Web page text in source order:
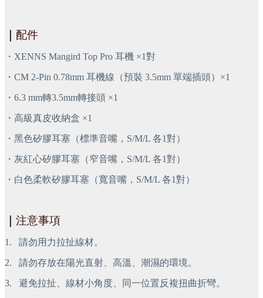
配件
・XENNS Mangird Top Pro 耳機 ×1對
・CM 2-Pin 0.78mm 耳機線（預裝 3.5mm 單端插頭）×1
・6.3 mm轉3.5mm轉接頭 ×1
・高級真皮收納盒 ×1
・黑色矽膠耳塞（標準音嘴，S/M/L 各1對）
・灰紅心矽膠耳塞（窄音嘴，S/M/L 各1對）
・白色柔軟矽膠耳塞（寬音嘴，S/M/L 各1對）
注意事項
1. 請勿用力拉扯線材。
2. 請勿存放在陽光直射、高溫、潮濕的環境。
3. 避免拉扯、線材小角度、同一位置反複扭曲折彎。